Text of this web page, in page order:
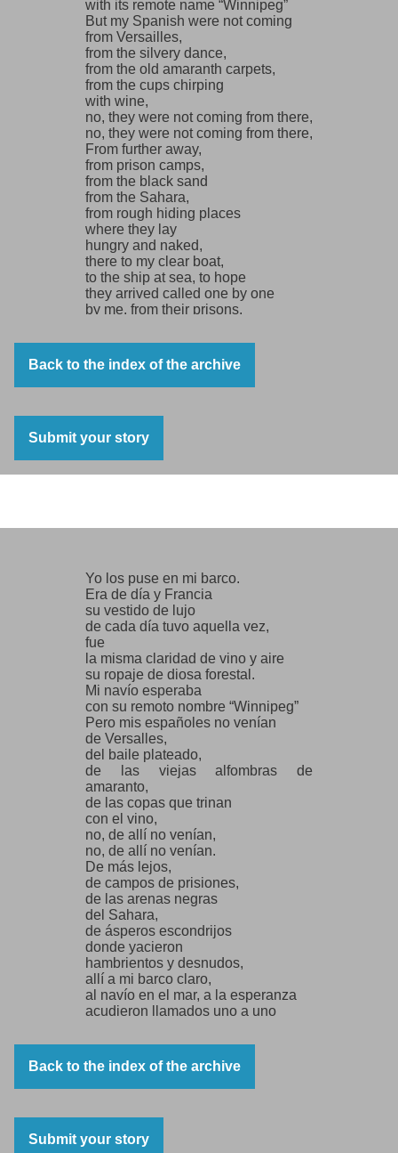
with its remote name “Winnipeg”
But my Spanish were not coming
from Versailles,
from the silvery dance,
from the old amaranth carpets,
from the cups chirping
with wine,
no, they were not coming from there,
no, they were not coming from there,
From further away,
from prison camps,
from the black sand
from the Sahara,
from rough hiding places
where they lay
hungry and naked,
there to my clear boat,
to the ship at sea, to hope
they arrived called one by one
by me, from their prisons,
from the shaky France
called by my mouth
arrived,
Saavedra, I said, and came the
Roces, I called, and arrived with
Labourers, carpenters,
potters, tanners:
the boat was becoming populated
parting to my homeland.
I felt in my fingers
the seeds
from Spain
that I rescued myself and scattered
over the sea, directed
to the peace
of the prairies.
Back to the index of the archive
Submit your story
Yo los puse en mi barco.
Era de día y Francia
su vestido de lujo
de cada día tuvo aquella vez,
fue
la misma claridad de vino y aire
su ropaje de diosa forestal.
Mi navío esperaba
con su remoto nombre “Winnipeg”
Pero mis españoles no venían
de Versalles,
del baile plateado,
de las viejas alfombras de
amaranto,
de las copas que trinan
con el vino,
no, de allí no venían,
no, de allí no venían.
De más lejos,
de campos de prisiones,
de las arenas negras
del Sahara,
de ásperos escondrijos
donde yacieron
hambrientos y desnudos,
allí a mi barco claro,
al navío en el mar, a la esperanza
acudieron llamados uno a uno
desde las fortalezas
de Francia tambaleante
por mi boca llamados
acudieron,
Roces, llamé, y llegó con severa
Back to the index of the archive
Submit your story